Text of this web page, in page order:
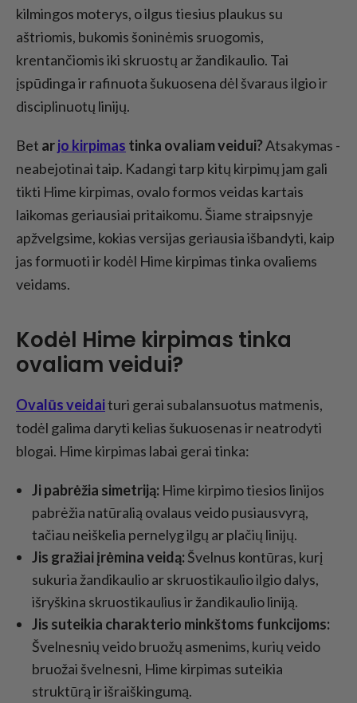
kilmingos moterys, o ilgus tiesius plaukus su
aštriomis, bukomis šoninėmis sruogomis,
krentančiomis iki skruostų ar žandikaulio. Tai
įspūdinga ir rafinuota šukuosena dėl švaraus ilgio ir
disciplinuotų linijų.
Bet arjo kirpimas tinka ovaliam veidui?Atsakymas -
neabejotinai taip. Kadangi tarp kitų kirpimų jam gali
tikti Hime kirpimas, ovalo formos veidas kartais
laikomas geriausiai pritaikomu. Šiame straipsnyje
apžvelgsime, kokias versijas geriausia išbandyti, kaip
jas formuoti ir kodėl Hime kirpimas tinka ovaliems
veidams.
Kodėl Hime kirpimas tinka
ovaliam veidui?
Ovalūs veidaituri gerai subalansuotus matmenis,
todėl galima daryti kelias šukuosenas ir neatrodyti
blogai. Hime kirpimas labai gerai tinka:
Ji pabrėžia simetriją: Hime kirpimo tiesios linijos
pabrėžia natūralią ovalaus veido pusiausvyrą,
tačiau neiškelia pernelyg ilgų ar plačių linijų.
Jis gražiai įrėmina veidą:Švelnus kontūras, kurį
sukuria žandikaulio ar skruostikaulio ilgio dalys,
išryškina skruostikaulius ir žandikaulio liniją.
Jis suteikia charakterio minkštoms funkcijoms:
Švelnesnių veido bruožų asmenims, kurių veido
bruožai švelnesni, Hime kirpimas suteikia
struktūrą ir išraiškingumą.